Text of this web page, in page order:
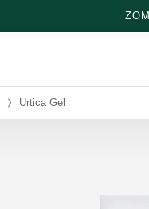
Urtica Gel